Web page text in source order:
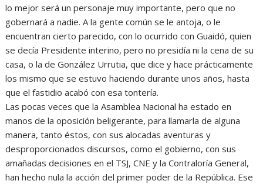
lo mejor será un personaje muy importante, pero que no
gobernará a nadie. A la gente común se le antoja, o le
encuentran cierto parecido, con lo ocurrido con Guaidó, quien
se decía Presidente interino, pero no presidía ni la cena de su
casa, o la de González Urrutia, que dice y hace prácticamente
los mismo que se estuvo haciendo durante unos años, hasta
que el fastidio acabó con esa tontería.
Las pocas veces que la Asamblea Nacional ha estado en
manos de la oposición beligerante, para llamarla de alguna
manera, tanto éstos, con sus alocadas aventuras y
desproporcionados discursos, como el gobierno, con sus
amañadas decisiones en el TSJ, CNE y la Contraloría General,
han hecho nula la acción del primer poder de la República. Ese